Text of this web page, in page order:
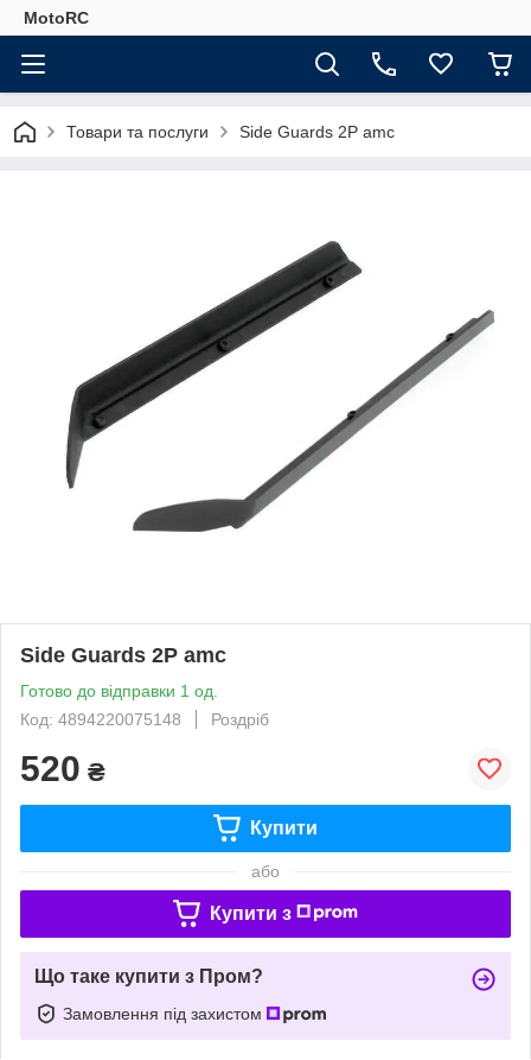
MotoRC
Товари та послуги Side Guards 2P amc
Side Guards 2P amc
Готово до відправки 1 од.
Код: 4894220075148
Роздріб
520 ₴
Купити
або
Купити з
Що таке купити з Пром?
Замовлення під захистом